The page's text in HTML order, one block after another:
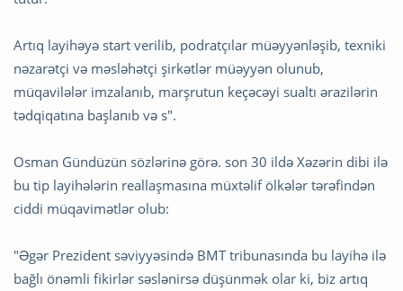
Artıq layihəyə start verilib, podratçılar müəyyənləşib, texniki
nəzarətçi və məsləhətçi şirkətlər müəyyən olunub,
müqavilələr imzalanıb, marşrutun keçəcəyi sualtı ərazilərin
tədqiqatına başlanıb və s".
Osman Gündüzün sözlərinə görə. son 30 ildə Xəzərin dibi ilə
bu tip layihələrin reallaşmasına müxtəlif ölkələr tərəfindən
ciddi müqavimətlər olub:
"Əgər Prezident səviyyəsində BMT tribunasında bu layihə ilə
bağlı önəmli fikirlər səslənirsə düşünmək olar ki, biz artıq